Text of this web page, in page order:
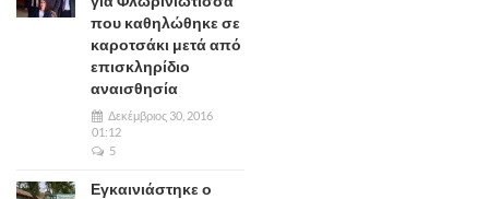
που καθηλώθηκε σε
καροτσάκι μετά από
επισκληρίδιο
αναισθησία
Δεκέμβριος 30, 2016
01:12
5
Εγκαινιάστηκε ο